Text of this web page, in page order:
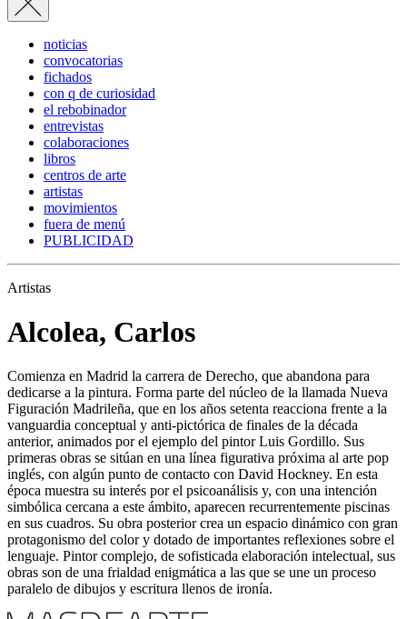
noticias
convocatorias
fichados
con q de curiosidad
el rebobinador
entrevistas
colaboraciones
libros
centros de arte
artistas
movimientos
fuera de menú
PUBLICIDAD
Artistas
Alcolea, Carlos
Comienza en Madrid la carrera de Derecho, que abandona para
dedicarse a la pintura. Forma parte del núcleo de la llamada Nueva
Figuración Madrileña, que en los años setenta reacciona frente a la
vanguardia conceptual y anti-pictórica de finales de la década
anterior, animados por el ejemplo del pintor Luis Gordillo. Sus
primeras obras se sitúan en una línea figurativa próxima al arte pop
inglés, con algún punto de contacto con David Hockney. En esta
época muestra su interés por el psicoanálisis y, con una intención
simbólica cercana a este ámbito, aparecen recurrentemente piscinas
en sus cuadros. Su obra posterior crea un espacio dinámico con gran
protagonismo del color y dotado de importantes reflexiones sobre el
lenguaje. Pintor complejo, de sofisticada elaboración intelectual, sus
obras son de una frialdad enigmática a las que se une un proceso
paralelo de dibujos y escritura llenos de ironía.